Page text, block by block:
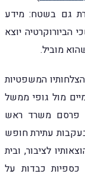
גם בשטח: מידע
הביורוקרטיה יוצא
מוביל.
המשפטיות
מול גופי ממשל
פרסם משרד ראש
עתירת חופש
לציבור, ובית
כבדות על